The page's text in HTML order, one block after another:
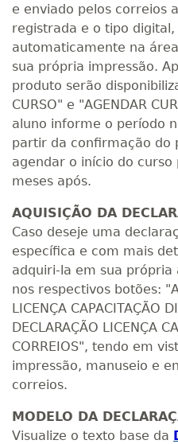
e enviado pelos correios
registrada e o tipo digital,
automaticamente na
sua própria impressão.
produto serão
CURSO" e "AGENDAR
aluno informe o período
partir da confirmação do
agendar o início do
meses após.
AQUISIÇÃO DA
Caso deseje uma
específica e com mais
adquiri-la em sua própria
nos respectivos botões:
LICENÇA CAPACITAÇÃO
DECLARAÇÃO LICENÇA
CORREIOS", tendo em
impressão, manuseio e
correios.
MODELO DA
Visualize o texto base da